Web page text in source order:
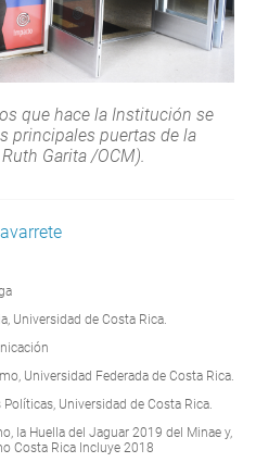
que hace la Institución se
principales puertas de la
Garita /OCM).
Universidad de Costa Rica.
Universidad Federada de Costa Rica.
Políticas, Universidad de Costa Rica.
la Huella del Jaguar 2019 del Minae y,
Costa Rica Incluye 2018